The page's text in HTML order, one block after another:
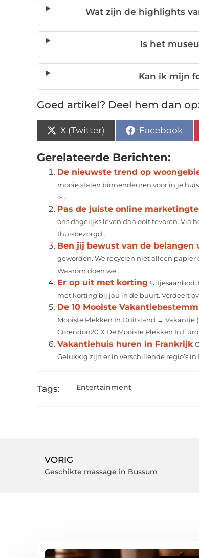
Wat zijn de highlights
Is het
Kan ik mijn
Goed artikel? Deel hem dan
X (Twitter) Facebook
Gerelateerde Berichten:
De nieuwste trend op
mooie stalen binnendeuren voor in je
is...
Pas de juiste online
ons dagelijks leven dan ooit tevoren. Via
thuisbezorgd...
Ben jij bewust van de belangen
geworden. We recyclen niet alleen
Waarom doen we...
Er op uit met korting
met korting bij jou in de buurt. Verdeelt
De 10 Mooiste
Mooiste Plekken In Duitsland → Vakantie
Corendon20 X De Mooiste Plekken In
Vakantiehuis huren in Frankrijk
Gelukkig zijn er in verschillende regio’s
Tags: Entertainment
VORIG
Geschikte massage in Bussum